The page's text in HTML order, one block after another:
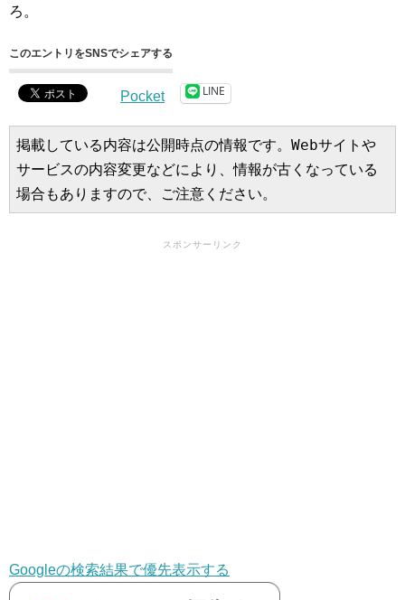
ろ。
このエントリをSNSでシェアする
Pocket LINE
掲載している内容は公開時点の情報です。Webサイトや
サービスの内容変更などにより、情報が古くなっている
場合もありますので、ご注意ください。
スポンサーリンク
Googleの検索結果で優先表示する